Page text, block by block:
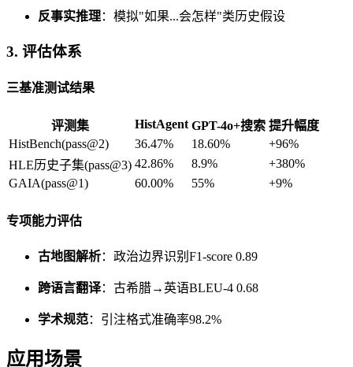
反事实推理：模拟"如果...会怎样"类历史假设
3. 评估体系
三基准测试结果
评测集 HistAgent GPT-4o+搜索 提升幅度
HistBench(pass@2)
36.47% 18.60%
+96%
HLE历史子集(pass@3) 42.86% 8.9%
+380%
GAIA(pass@1)
60.00% 55% +9%
专项能力评估
古地图解析：政治边界识别F1-score 0.89
跨语言翻译：古希腊→英语BLEU-4 0.68
学术规范：引注格式准确率98.2%
应用场景